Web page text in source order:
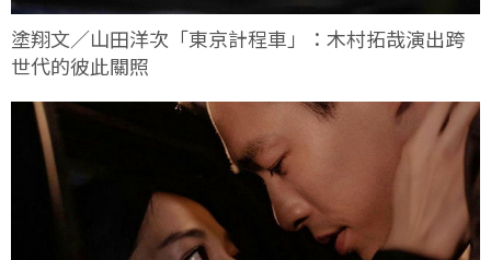
塗翔文／山田洋次「東京計程車」：木村拓哉演出跨
世代的彼此關照